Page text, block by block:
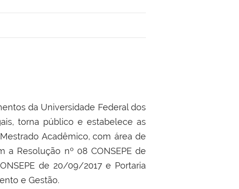
da Universidade Federal dos
torna público e estabelece as
Acadêmico, com área de
Resolução nº 08 CONSEPE de
de 20/09/2017 e Portaria
e Gestão.